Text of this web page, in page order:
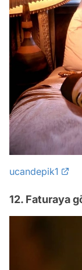
ucandepik1
12. Faturaya